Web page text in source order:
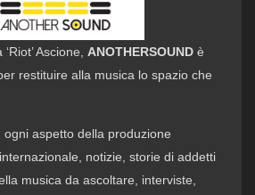
Ascione, ANOTHERSOUND è
restituire alla musica lo spazio che
aspetto della produzione
notizie, storie di addetti
musica da ascoltare, interviste,